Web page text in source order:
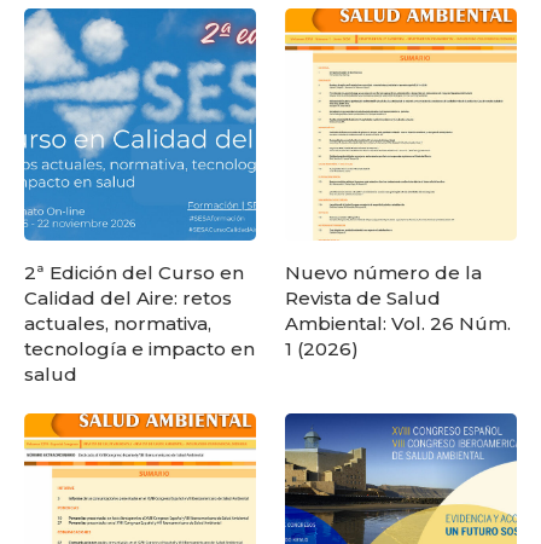
2ª Edición del Curso en
Calidad del Aire: retos
actuales, normativa,
tecnología e impacto en
salud
Nuevo número de la
Revista de Salud
Ambiental: Vol. 26 Núm.
1 (2026)